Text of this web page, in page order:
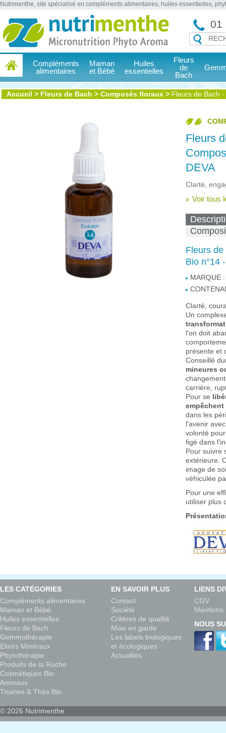
Nutrimenthe, site spécialisé en compléments alimentaires, huiles essentielles,
01
Compléments
alimentaires
Maman
et Bébé
Huiles
essentielles
Fleurs
de
Bach
Accueil > Fleurs de Bach > Composés floraux > Fleurs de Bach
Fleurs
DEVA
Clarté,
Voir tous
Fleurs
Bio n°14
MARQUE :
Clarté,
Un
l'on doit
présente et
Conseillé
mineures
carrière,
Pour se
dans les
l'avenir
volonté
figé dans
Pour suivre
extérieure.
image de
véhiculée
Pour une
utiliser plus
LES CATÉGORIES
Compléments alimentaires
Maman et Bébé
Huiles essentielles
Fleurs de Bach
Gemmothérapie
Elixirs Minéraux
Phytothérapie
Produits de la Ruche
Cosmétiques Bio
Animaux
Tisanes & Thés Bio
EN SAVOIR PLUS
Contact
Société
Critères de qualité
Mise en garde
Les labels biologiques
et écologiques
Actualités
LIENS
CGV
Mentions
NOUS
© 2026 Nutrimenthe